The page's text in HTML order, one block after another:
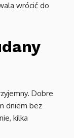
wrócić do
Dobre
dniem bez
kilka